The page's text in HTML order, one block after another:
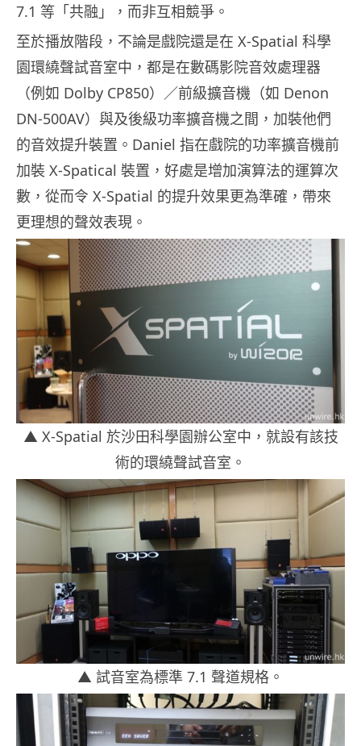
7.1 等「共融」，而非互相競爭。
至於播放階段，不論是戲院還是在 X-Spatial 科學
園環繞聲試音室中，都是在數碼影院音效處理器
（例如 Dolby CP850）／前級擴音機（如 Denon
DN-500AV）與及後級功率擴音機之間，加裝他們
的音效提升裝置。Daniel 指在戲院的功率擴音機前
加裝 X-Spatical 裝置，好處是增加演算法的運算次
數，從而令 X-Spatial 的提升效果更為準確，帶來
更理想的聲效表現。
▲ X-Spatial 於沙田科學園辦公室中，就設有該技
術的環繞聲試音室。
▲ 試音室為標準 7.1 聲道規格。